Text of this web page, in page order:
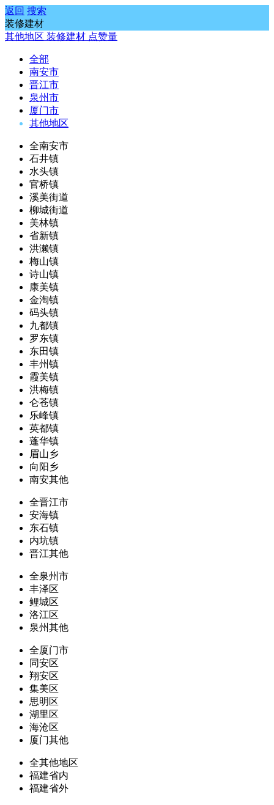
返回 搜索
装修建材
其他地区 装修建材 点赞量
全部
南安市
晋江市
泉州市
厦门市
其他地区
全南安市
石井镇
水头镇
官桥镇
溪美街道
柳城街道
美林镇
省新镇
洪濑镇
梅山镇
诗山镇
康美镇
金淘镇
码头镇
九都镇
罗东镇
东田镇
丰州镇
霞美镇
洪梅镇
仑苍镇
乐峰镇
英都镇
蓬华镇
眉山乡
向阳乡
南安其他
全晋江市
安海镇
东石镇
内坑镇
晋江其他
全泉州市
丰泽区
鲤城区
洛江区
泉州其他
全厦门市
同安区
翔安区
集美区
思明区
湖里区
海沧区
厦门其他
全其他地区
福建省内
福建省外